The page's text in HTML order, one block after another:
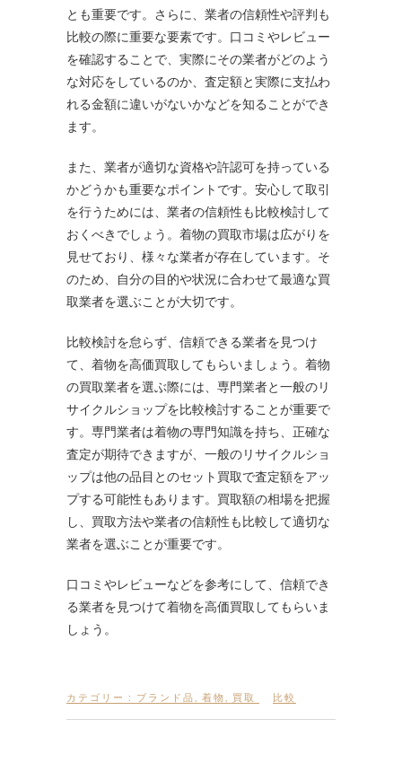
とも重要です。さらに、業者の信頼性や評判も
比較の際に重要な要素です。口コミやレビュー
を確認することで、実際にその業者がどのよう
な対応をしているのか、査定額と実際に支払わ
れる金額に違いがないかなどを知ることができ
ます。
また、業者が適切な資格や許認可を持っている
かどうかも重要なポイントです。安心して取引
を行うためには、業者の信頼性も比較検討して
おくべきでしょう。着物の買取市場は広がりを
見せており、様々な業者が存在しています。そ
のため、自分の目的や状況に合わせて最適な買
取業者を選ぶことが大切です。
比較検討を怠らず、信頼できる業者を見つけ
て、着物を高価買取してもらいましょう。着物
の買取業者を選ぶ際には、専門業者と一般のリ
サイクルショップを比較検討することが重要で
す。専門業者は着物の専門知識を持ち、正確な
査定が期待できますが、一般のリサイクルショ
ップは他の品目とのセット買取で査定額をアッ
プする可能性もあります。買取額の相場を把握
し、買取方法や業者の信頼性も比較して適切な
業者を選ぶことが重要です。
口コミやレビューなどを参考にして、信頼でき
る業者を見つけて着物を高価買取してもらいま
しょう。
カテゴリー : ブランド品 着物 買取 比較